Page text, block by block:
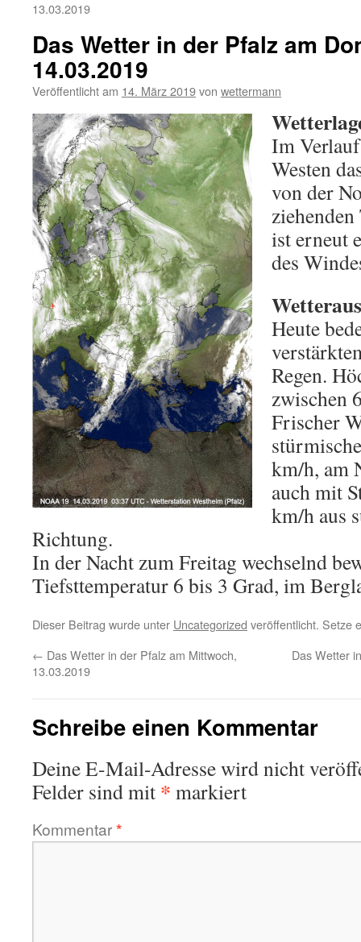
13.03.2019
Das Wetter in der Pfalz am
14.03.2019
Veröffentlicht am 14. März 2019von wettermann
Im
Westen
von der
ist erneut
des
Heute
Regen.
zwischen
Frischer
km/h, am
auch mit
km/h aus
Richtung.
In der Nacht zum Freitag wechselnd
Tiefsttemperatur 6 bis 3 Grad, im
Dieser Beitrag wurde unter Uncategorized veröffentlicht. Setze
← Das Wetter in der Pfalz am Mittwoch,
13.03.2019
Das Wetter
Schreibe einen Kommentar
Deine E-Mail-Adresse wird nicht
Felder sind mit * markiert
Kommentar*